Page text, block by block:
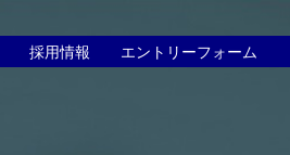
採用情報 エントリーフォーム